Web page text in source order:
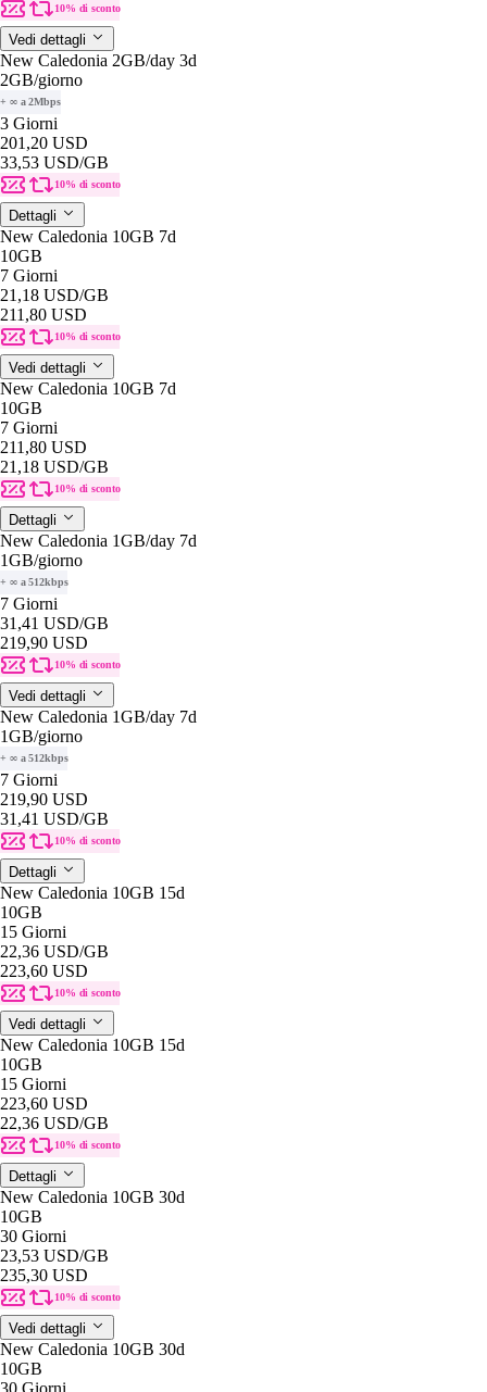
10% di sconto
Vedi dettagli
New Caledonia 2GB/day 3d
2GB/giorno
+ ∞ a 2Mbps
3 Giorni
201,20 USD
33,53 USD/GB
10% di sconto
Dettagli
New Caledonia 10GB 7d
10GB
7 Giorni
21,18 USD/GB
211,80 USD
10% di sconto
Vedi dettagli
New Caledonia 10GB 7d
10GB
7 Giorni
211,80 USD
21,18 USD/GB
10% di sconto
Dettagli
New Caledonia 1GB/day 7d
1GB/giorno
+ ∞ a 512kbps
7 Giorni
31,41 USD/GB
219,90 USD
10% di sconto
Vedi dettagli
New Caledonia 1GB/day 7d
1GB/giorno
+ ∞ a 512kbps
7 Giorni
219,90 USD
31,41 USD/GB
10% di sconto
Dettagli
New Caledonia 10GB 15d
10GB
15 Giorni
22,36 USD/GB
223,60 USD
10% di sconto
Vedi dettagli
New Caledonia 10GB 15d
10GB
15 Giorni
223,60 USD
22,36 USD/GB
10% di sconto
Dettagli
New Caledonia 10GB 30d
10GB
30 Giorni
23,53 USD/GB
235,30 USD
10% di sconto
Vedi dettagli
New Caledonia 10GB 30d
10GB
30 Giorni